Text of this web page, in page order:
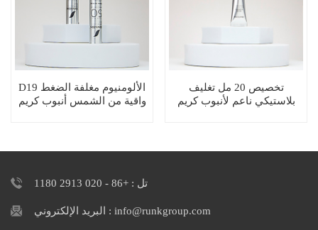
D19 الألومنيوم مغلفة الضغط
واقية من الشمس أنبوب كريم
تخصيص 20 مل تغليف
بلاستيكي ناعم لأنبوب كريم
تل : +86 - 020 2913 1180
البريد الإلكتروني : info@runkgroup.com